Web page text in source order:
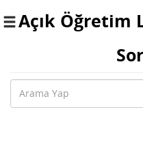
Toggle
Açık Öğretim